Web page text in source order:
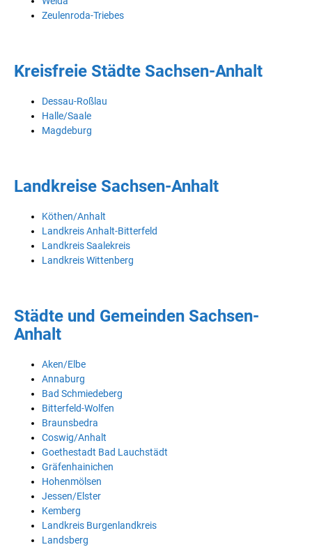
Zeulenroda-Triebes
Kreisfreie Städte Sachsen-Anhalt
Dessau-Roßlau
Halle/Saale
Magdeburg
Landkreise Sachsen-Anhalt
Köthen/Anhalt
Landkreis Anhalt-Bitterfeld
Landkreis Saalekreis
Landkreis Wittenberg
Städte und Gemeinden Sachsen-
Anhalt
Aken/Elbe
Annaburg
Bad Schmiedeberg
Bitterfeld-Wolfen
Braunsbedra
Coswig/Anhalt
Goethestadt Bad Lauchstädt
Gräfenhainichen
Hohenmölsen
Jessen/Elster
Kemberg
Landkreis Burgenlandkreis
Landsberg